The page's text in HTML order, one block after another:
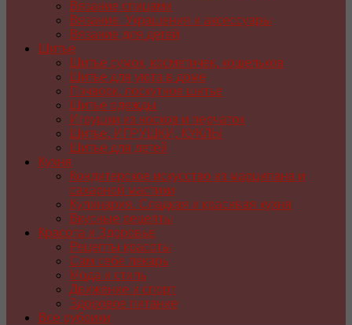
Вязание спицами
Вязание. Украшения и аксессуары
Вязание для детей
Шитье
Шитье сумок, косметичек, кошельков
Шитье для уюта в доме
Пэчворк, лоскутное шитье
Шитье одежды
Игрушки из носков и перчаток
Шитье. ИГРУШКИ, КУКЛЫ
Шитье для детей
Кухня
Кондитерское искусство из марципана и
сахарной мастики
Кулинария. Сладкая и красивая кухня
Вкусные рецепты
Красота и Здоровье
Рецепты красоты
Сам себе лекарь
Мода и стиль
Движение и спорт
Здоровое питание
Все рубрики